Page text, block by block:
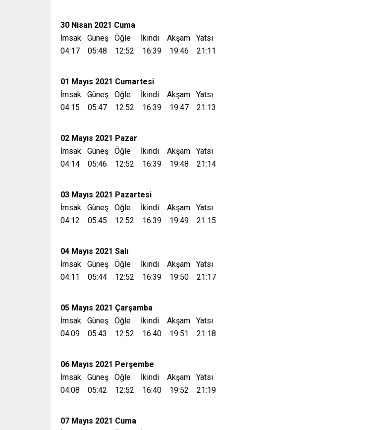
30 Nisan 2021 Cuma
İmsak Güneş Öğle İkindi Akşam Yatsı
04:17 05:48 12:52 16:39 19:46 21:11
01 Mayıs 2021 Cumartesi
İmsak Güneş Öğle İkindi Akşam Yatsı
04:15 05:47 12:52 16:39 19:47 21:13
02 Mayıs 2021 Pazar
İmsak Güneş Öğle İkindi Akşam Yatsı
04:14 05:46 12:52 16:39 19:48 21:14
03 Mayıs 2021 Pazartesi
İmsak Güneş Öğle İkindi Akşam Yatsı
04:12 05:45 12:52 16:39 19:49 21:15
04 Mayıs 2021 Salı
İmsak Güneş Öğle İkindi Akşam Yatsı
04:11 05:44 12:52 16:39 19:50 21:17
05 Mayıs 2021 Çarşamba
İmsak Güneş Öğle İkindi Akşam Yatsı
04:09 05:43 12:52 16:40 19:51 21:18
06 Mayıs 2021 Perşembe
İmsak Güneş Öğle İkindi Akşam Yatsı
04:08 05:42 12:52 16:40 19:52 21:19
07 Mayıs 2021 Cuma